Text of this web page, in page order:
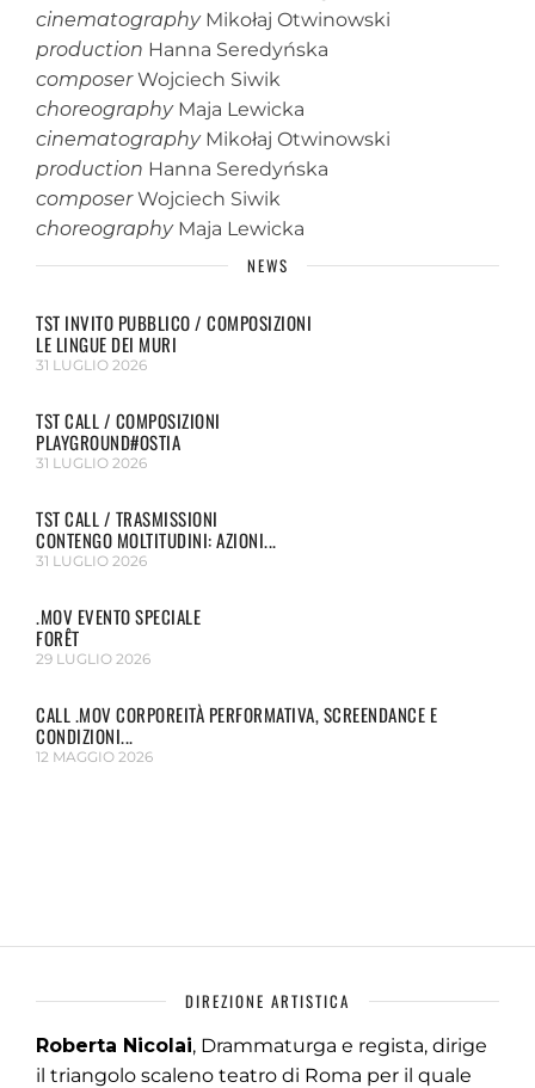
cinematography Mikołaj Otwinowski
production Hanna Seredyńska
composerWojciech Siwik
choreography Maja Lewicka
cinematography Mikołaj Otwinowski
production Hanna Seredyńska
composerWojciech Siwik
choreography Maja Lewicka
NEWS
TST INVITO PUBBLICO / COMPOSIZIONI
LE LINGUE DEI MURI
31 LUGLIO 2026
TST CALL / COMPOSIZIONI
PLAYGROUND#OSTIA
31 LUGLIO 2026
TST CALL / TRASMISSIONI
CONTENGO MOLTITUDINI: AZIONI...
31 LUGLIO 2026
.MOV EVENTO SPECIALE
FORÊT
29 LUGLIO 2026
CALL .MOV CORPOREITÀ PERFORMATIVA, SCREENDANCE E
CONDIZIONI...
12 MAGGIO 2026
DIREZIONE ARTISTICA
Roberta Nicolai, Drammaturga e regista, dirige
il triangolo scaleno teatro di Roma per il quale